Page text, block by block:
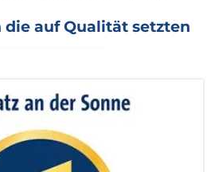
auf Qualität setzten